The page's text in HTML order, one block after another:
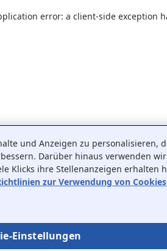
error: a client-side exception
und Anzeigen zu personalisieren,
Darüber hinaus verwenden
Klicks ihre Stellenanzeigen erhalten
zur Verwendung von Cookies
Einstellungen